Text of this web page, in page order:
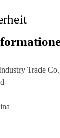
Trade